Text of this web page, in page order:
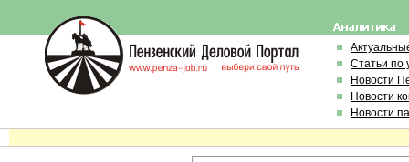
Статьи по
Новости
Новости
Новости